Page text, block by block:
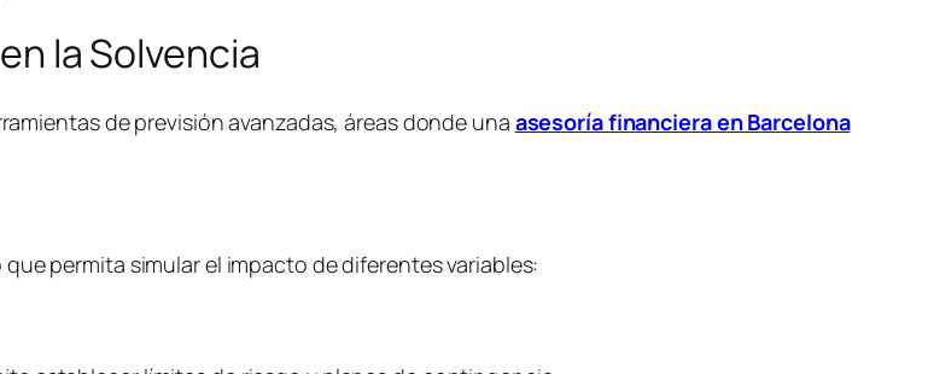
la Solvencia
de previsión avanzadas, áreas donde una asesoría financiera en Barcelona
permita simular el impacto de diferentes variables: